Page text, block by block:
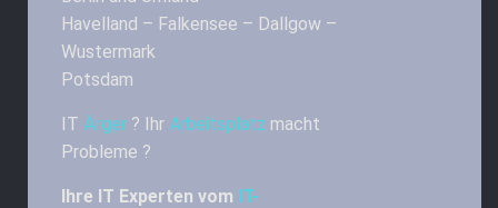
Havelland – Falkensee – Dallgow –
Wustermark
Potsdam
IT Ärger ? Ihr Arbeitsplatz macht
Probleme ?
Ihre IT Experten vom IT-